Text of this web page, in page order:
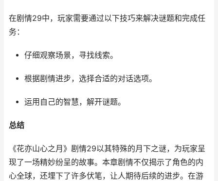
在剧情29中，玩家需要通过以下技巧来解决谜题和完成任
务：
仔细观察场景，寻找线索。
根据剧情进步，选择合适的对话选项。
运用自己的智慧，解开谜题。
总结
《花亦山心之月》剧情29以其特殊的月下之谜，为玩家呈
现了一场精妙纷呈的故事。本章剧情不仅揭示了角色的内
心全球，还埋下了许多伏笔，让人期待后续的进步。在游